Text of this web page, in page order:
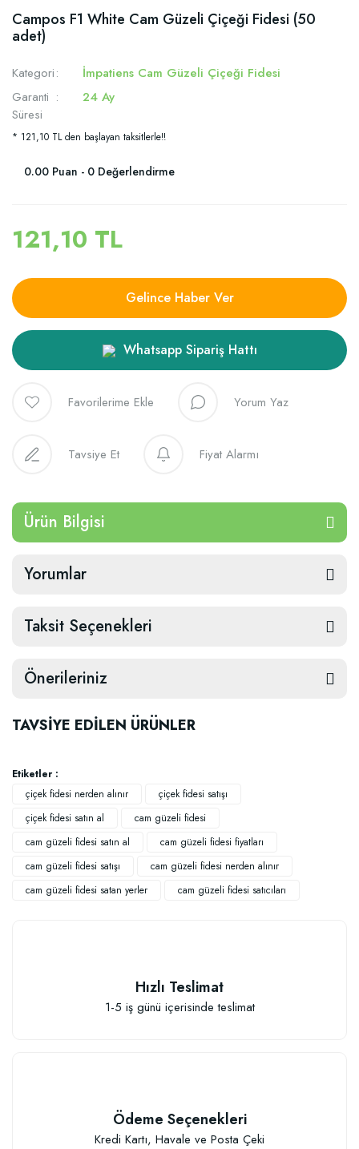
Campos F1 White Cam Güzeli Çiçeği Fidesi (50
adet)
Kategori
İmpatiens Cam Güzeli Çiçeği Fidesi
Garanti
Süresi
24 Ay
* 121,10 TL den başlayan taksitlerle!!
0.00 Puan - 0 Değerlendirme
121,10 TL
Gelince Haber Ver
Whatsapp Sipariş Hattı
Yorum Yaz
Tavsiye Et Fiyat Alarmı
Ürün Bilgisi
Yorumlar
Taksit Seçenekleri
Önerileriniz
TAVSİYE EDİLEN ÜRÜNLER
Sebze ve Çiçek Fidesi Dikim Gübresi (50 Fide İçin)
Sepete Ekle
Etiketler :
çiçek fidesi nerden alınır
çiçek fidesi satışı
çiçek fidesi satın al
cam güzeli fidesi
cam güzeli fidesi satın al
cam güzeli fidesi fiyatları
cam güzeli fidesi satışı
cam güzeli fidesi nerden alınır
cam güzeli fidesi satan yerler
cam güzeli fidesi satıcıları
Hızlı Teslimat
1-5 iş günü içerisinde teslimat
Ödeme Seçenekleri
Kredi Kartı, Havale ve Posta Çeki